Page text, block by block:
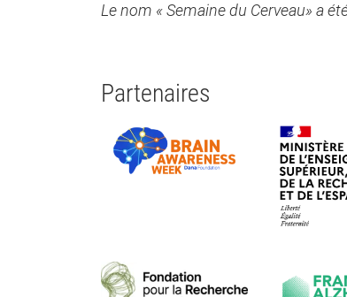
Le nom « Semaine du Cerveau» a
Partenaires